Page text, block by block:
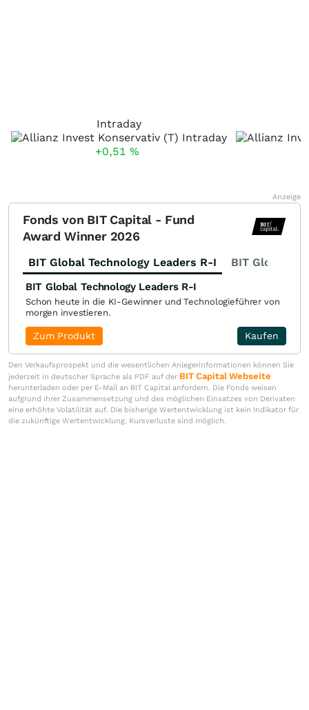
Intraday
+0,51 %
Anzeige
Fonds von BIT Capital - Fund
Award Winner 2026
BIT Global Technology Leaders R-I BIT Global
BIT Global Technology Leaders R-I
Schon heute in die KI-Gewinner und Technologieführer von
morgen investieren.
Kaufen
Zum Produkt
Den Verkaufsprospekt und die wesentlichen Anlegerinformationen können Sie
jederzeit in deutscher Sprache als PDF auf der BIT Capital Webseite
herunterladen oder per E-Mail an BIT Capital anfordern. Die Fonds weisen
aufgrund ihrer Zusammensetzung und des möglichen Einsatzes von Derivaten
eine erhöhte Volatilität auf. Die bisherige Wertentwicklung ist kein Indikator für
die zukünftige Wertentwicklung. Kursverluste sind möglich.